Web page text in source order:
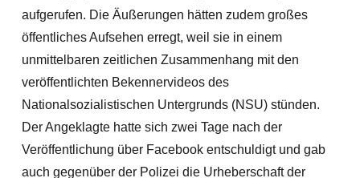
aufgerufen. Die Äußerungen hätten zudem großes
öffentliches Aufsehen erregt, weil sie in einem
unmittelbaren zeitlichen Zusammenhang mit den
veröffentlichten Bekennervideos des
Nationalsozialistischen Untergrunds (NSU) stünden.
Der Angeklagte hatte sich zwei Tage nach der
Veröffentlichung über Facebook entschuldigt und gab
auch gegenüber der Polizei die Urheberschaft der